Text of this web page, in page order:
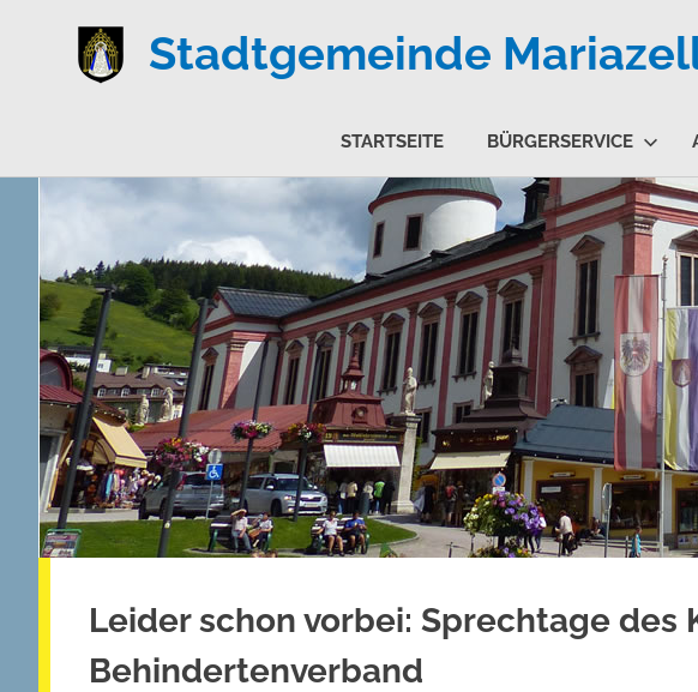
Stadtgemeinde
STARTSEITE BÜRGERSERVICE
Leider schon vorbei: Sprechtage des
Behindertenverband